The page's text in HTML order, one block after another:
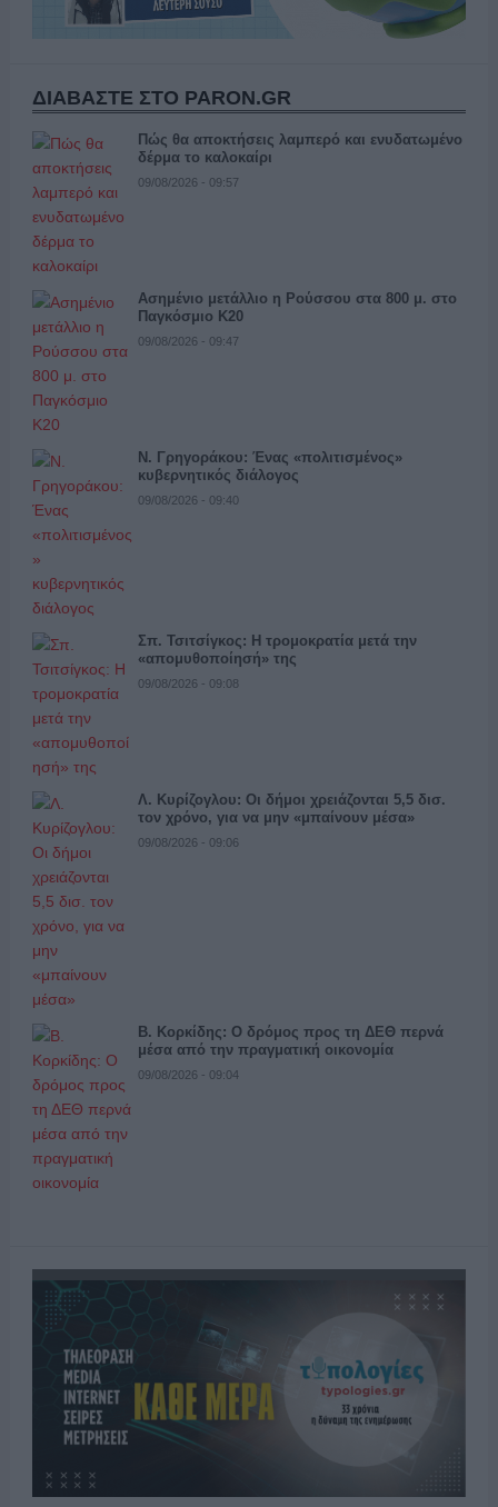
ΔΙΑΒΑΣΤΕ ΣΤΟ PARON.GR
Πώς θα αποκτήσεις λαμπερό και ενυδατωμένο
δέρμα το καλοκαίρι
09/08/2026 - 09:57
Ασημένιο μετάλλιο η Ρούσσου στα 800 μ. στο
Παγκόσμιο Κ20
09/08/2026 - 09:47
Ν. Γρηγοράκου: Ένας «πολιτισμένος»
κυβερνητικός διάλογος
09/08/2026 - 09:40
Σπ. Τσιτσίγκος: Η τρομοκρατία μετά την
«απομυθοποίησή» της
09/08/2026 - 09:08
Λ. Κυρίζογλου: Οι δήμοι χρειάζονται 5,5 δισ.
τον χρόνο, για να μην «μπαίνουν μέσα»
09/08/2026 - 09:06
Β. Κορκίδης: Ο δρόμος προς τη ΔΕΘ περνά
μέσα από την πραγματική οικονομία
09/08/2026 - 09:04